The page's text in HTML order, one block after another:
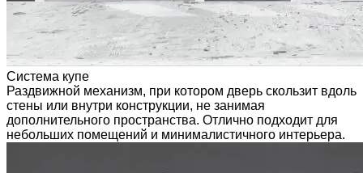
Система купе
Раздвижной механизм, при котором дверь скользит вдоль
стены или внутри конструкции, не занимая
дополнительного пространства. Отлично подходит для
небольших помещений и минималистичного интерьера.